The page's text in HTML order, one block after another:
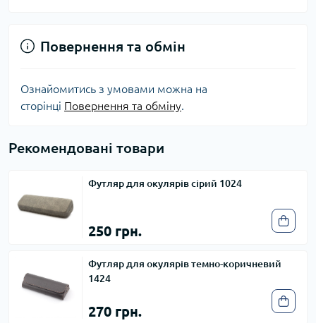
Повернення та обмін
Ознайомитись з умовами можна на
сторінці Повернення та обміну
Рекомендовані товари
Футляр для окулярів сірий 1024
250 грн.
Футляр для окулярів темно-коричневий
1424
270 грн.